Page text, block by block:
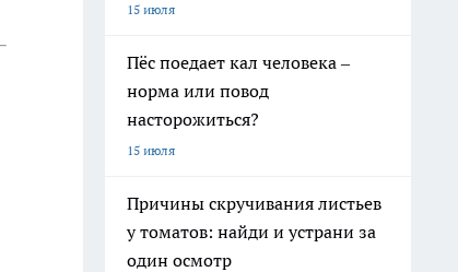
15 июля
Пёс поедает кал человека –
норма или повод
насторожиться?
15 июля
Причины скручивания листьев
у томатов: найди и устрани за
один осмотр